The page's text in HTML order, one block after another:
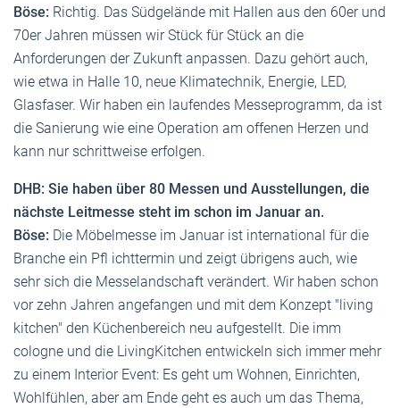
Böse: Richtig. Das Südgelände mit Hallen aus den 60er und
70er Jahren müssen wir Stück für Stück an die
Anforderungen der Zukunft anpassen. Dazu gehört auch,
wie etwa in Halle 10, neue Klimatechnik, Energie, LED,
Glasfaser. Wir haben ein laufendes Messeprogramm, da ist
die Sanierung wie eine Operation am offenen Herzen und
kann nur schrittweise erfolgen.
DHB: Sie haben über 80 Messen und Ausstellungen, die
nächste Leitmesse steht im schon im Januar an.
Böse: Die Möbelmesse im Januar ist international für die
Branche ein Pfl ichttermin und zeigt übrigens auch, wie
sehr sich die Messelandschaft verändert. Wir haben schon
vor zehn Jahren angefangen und mit dem Konzept "living
kitchen" den Küchenbereich neu aufgestellt. Die imm
cologne und die LivingKitchen entwickeln sich immer mehr
zu einem Interior Event: Es geht um Wohnen, Einrichten,
Wohlfühlen, aber am Ende geht es auch um das Thema,